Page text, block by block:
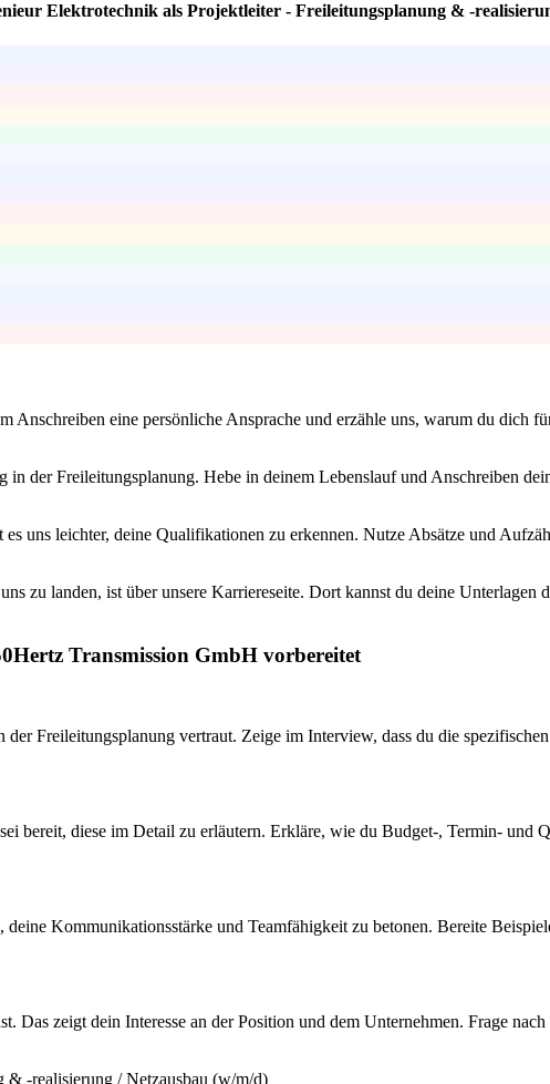
Elektrotechnik als Projektleiter - Freileitungsplanung & -
Anschreiben eine persönliche Ansprache und erzähle uns, warum du dich
in der Freileitungsplanung. Hebe in deinem Lebenslauf und Anschreiben
uns leichter, deine Qualifikationen zu erkennen. Nutze Absätze und
zu landen, ist über unsere Karriereseite. Dort kannst du deine Unterlagen
Transmission GmbH vorbereitet
Freileitungsplanung vertraut. Zeige im Interview, dass du die
bereit, diese im Detail zu erläutern. Erkläre, wie du Budget-, Termin- und
Kommunikationsstärke und Teamfähigkeit zu betonen. Bereite
Das zeigt dein Interesse an der Position und dem Unternehmen. Frage
& -realisierung / Netzausbau (w/m/d)